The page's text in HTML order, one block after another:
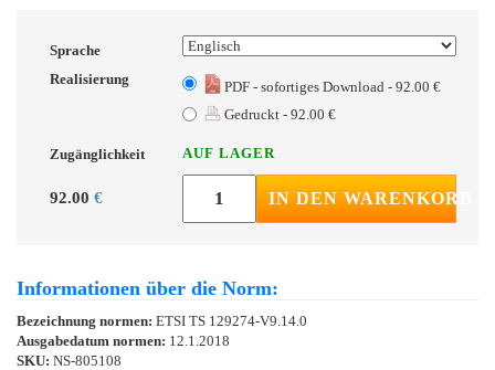
Sprache
Realisierung
PDF - sofortiges Download - 92.00 €
Gedruckt - 92.00 €
Zugänglichkeit AUF LAGER
92.00 € IN DEN WARENKORB
Informationen über die Norm:
Bezeichnung normen: ETSI TS 129274-V9.14.0
Ausgabedatum normen: 12.1.2018
SKU: NS-805108